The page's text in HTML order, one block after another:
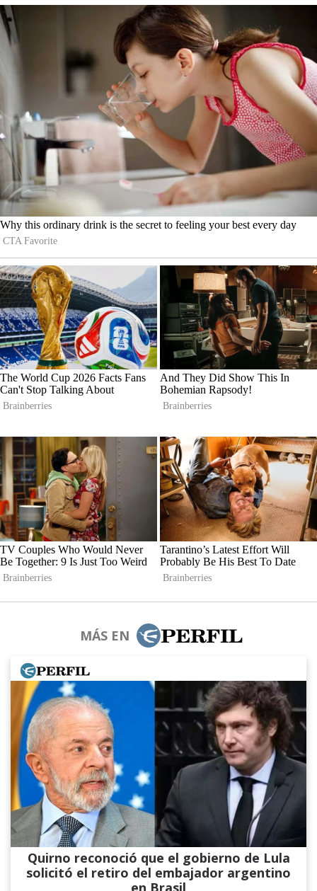
MÁS EN
Quirno reconoció que el gobierno de Lula
solicitó el retiro del embajador argentino
en Brasil